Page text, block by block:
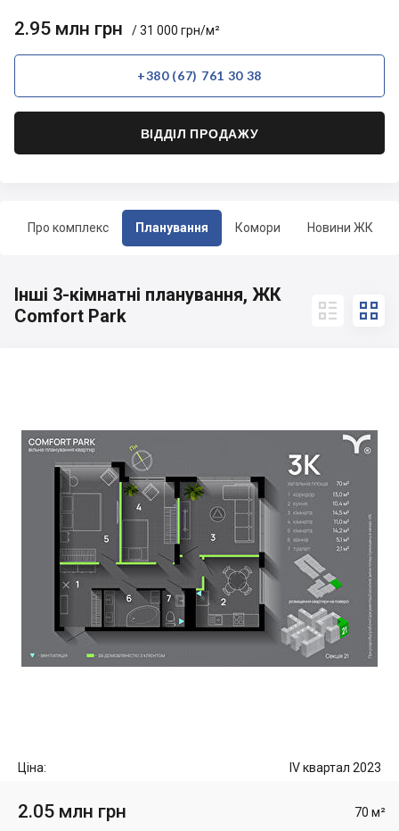
Про комплекс Планування Комори Новини ЖК
2.95 млн грн / 31 000 грн/м²
+380 (67) 761 30 38
ВІДДІЛ ПРОДАЖУ
Інші 3-кімнатні планування, ЖК
Comfort Park
 
Ціна: IV квартал 2023
2.05 млн грн 70 м²